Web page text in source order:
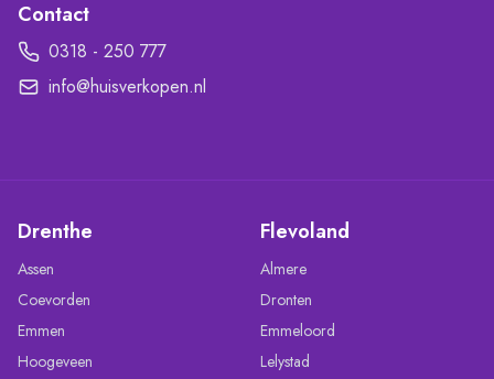
Contact
0318 - 250 777
info@huisverkopen.nl
Drenthe
Assen
Coevorden
Emmen
Hoogeveen
Flevoland
Almere
Dronten
Emmeloord
Lelystad